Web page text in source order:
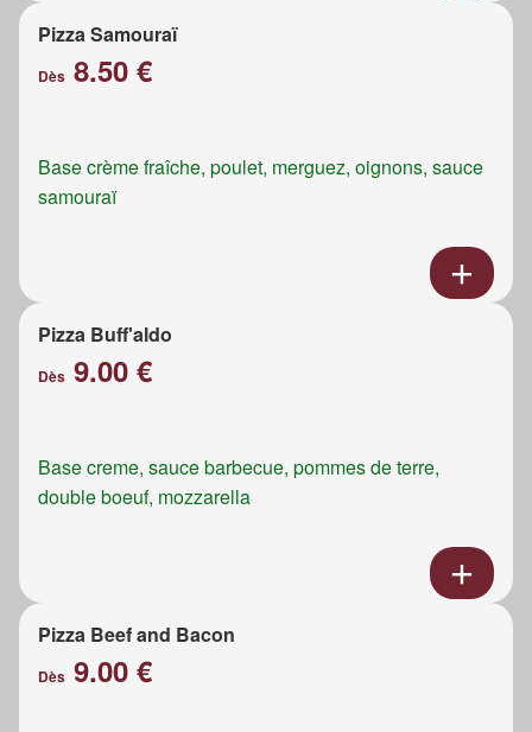
Pizza Samouraï
Dès 8.50 €
Base crème fraîche, poulet, merguez, oignons, sauce
samouraï
Pizza Buff'aldo
Dès 9.00 €
Base creme, sauce barbecue, pommes de terre,
double boeuf, mozzarella
Pizza Beef and Bacon
Dès 9.00 €